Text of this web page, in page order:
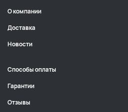
О компании
Доставка
Новости
Способы оплаты
Гарантии
Отзывы